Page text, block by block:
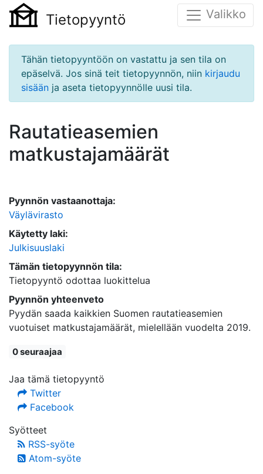
Tietopyyntö Valikko
Tähän tietopyyntöön on vastattu ja sen tila on
epäselvä. Jos sinä teit tietopyynnön, niin kirjaudu
sisään ja aseta tietopyynnölle uusi tila.
Rautatieasemien
matkustajamäärät
Pyynnön vastaanottaja:
Väylävirasto
Käytetty laki:
Julkisuuslaki
Tämän tietopyynnön tila:
Tietopyyntö odottaa luokittelua
Pyynnön yhteenveto
Pyydän saada kaikkien Suomen rautatieasemien
vuotuiset matkustajamäärät, mielellään vuodelta 2019.
0 seuraajaa
Jaa tämä tietopyyntö
Twitter
Facebook
Syötteet
RSS-syöte
Atom-syöte